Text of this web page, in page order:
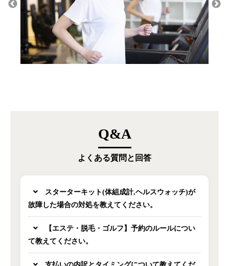
Q&A
よくある質問と回答
スターターキット(体組成計,ヘルスウォッチ)が
故障した場合の対処を教えてください。
【エステ・脱毛・ゴルフ】予約のルールについ
て教えてください。